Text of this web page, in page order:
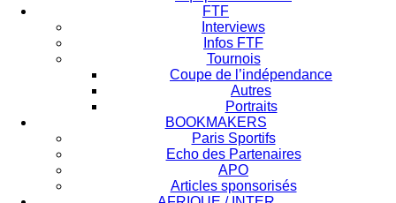
FTF
Interviews
Infos FTF
Tournois
Coupe de l’indépendance
Autres
Portraits
BOOKMAKERS
Paris Sportifs
Echo des Partenaires
APO
Articles sponsorisés